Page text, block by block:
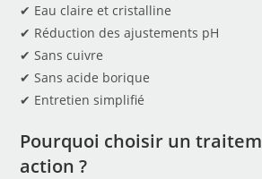
✔ Eau claire et cristalline
✔ Réduction des ajustements pH
✔ Sans cuivre
✔ Sans acide borique
✔ Entretien simplifié
Pourquoi choisir un
action ?